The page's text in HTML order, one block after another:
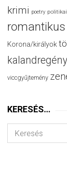
krimi poetry
romantikus
Korona/királyok
kalandregény
viccgyűjtemény
KERESÉS…